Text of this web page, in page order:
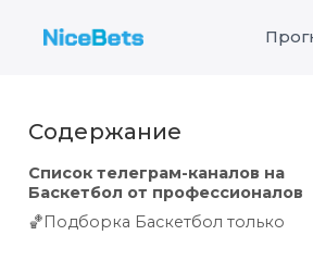
Содержание
Список телеграм-каналов на
Баскетбол от профессионалов
🏀Подборка Баскетбол только